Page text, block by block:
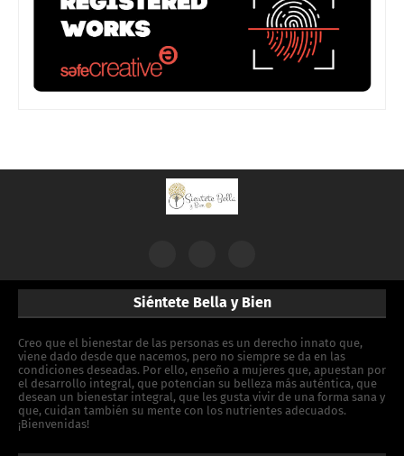
Siéntete Bella y Bien
Creo que el bienestar de las personas es un derecho innato que,
viene dado desde que nacemos, pero no siempre se da en las
condiciones deseadas. Por ello, enseño a mujeres que, apuestan por
el desarrollo integral, que potencian su belleza más auténtica, que
desean un bienestar integral, que les gusta vivir de una forma sana y
que, cuidan también su mente con los nutrientes adecuados.
¡Bienvenidas!